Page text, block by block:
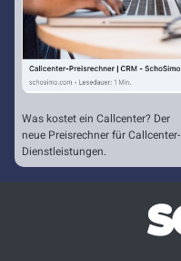
Was kostet ein Callcenter? Der
neue Preisrechner für Callcenter-
Dienstleistungen.